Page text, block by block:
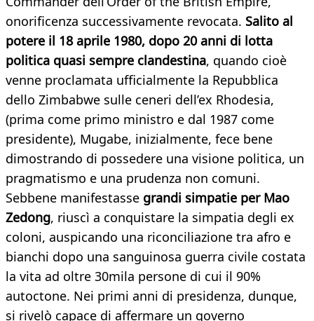
onorificenza successivamente revocata. Salito al
potere il 18 aprile 1980, dopo 20 anni di lotta
politica quasi sempre clandestina, quando cioè
venne proclamata ufficialmente la Repubblica
dello Zimbabwe sulle ceneri dell’ex Rhodesia,
(prima come primo ministro e dal 1987 come
presidente), Mugabe, inizialmente, fece bene
dimostrando di possedere una visione politica, un
pragmatismo e una prudenza non comuni.
Sebbene manifestasse grandi simpatie per Mao
Zedong, riuscì a conquistare la simpatia degli ex
coloni, auspicando una riconciliazione tra afro e
bianchi dopo una sanguinosa guerra civile costata
la vita ad oltre 30mila persone di cui il 90%
autoctone. Nei primi anni di presidenza, dunque,
si rivelò capace di affermare un governo